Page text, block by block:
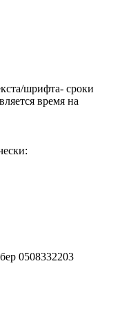
шрифта- сроки
время на
0508332203